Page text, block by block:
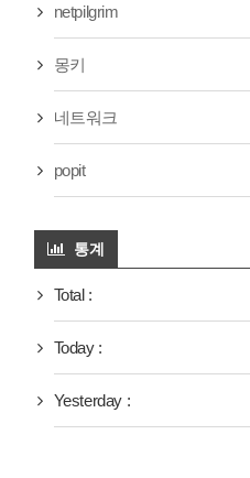
netpilgrim
몽키
네트워크
popit
통계
Total :
Today :
Yesterday :